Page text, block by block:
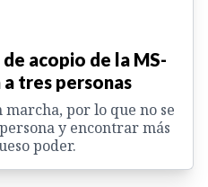
acopio de la MS-
a tres personas
por lo que no se
y encontrar más
poder.